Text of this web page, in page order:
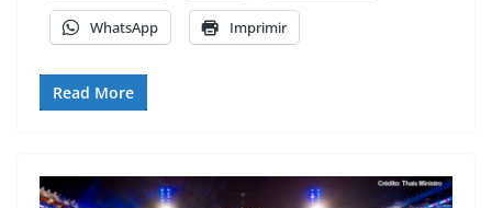
WhatsApp Imprimir
Read More